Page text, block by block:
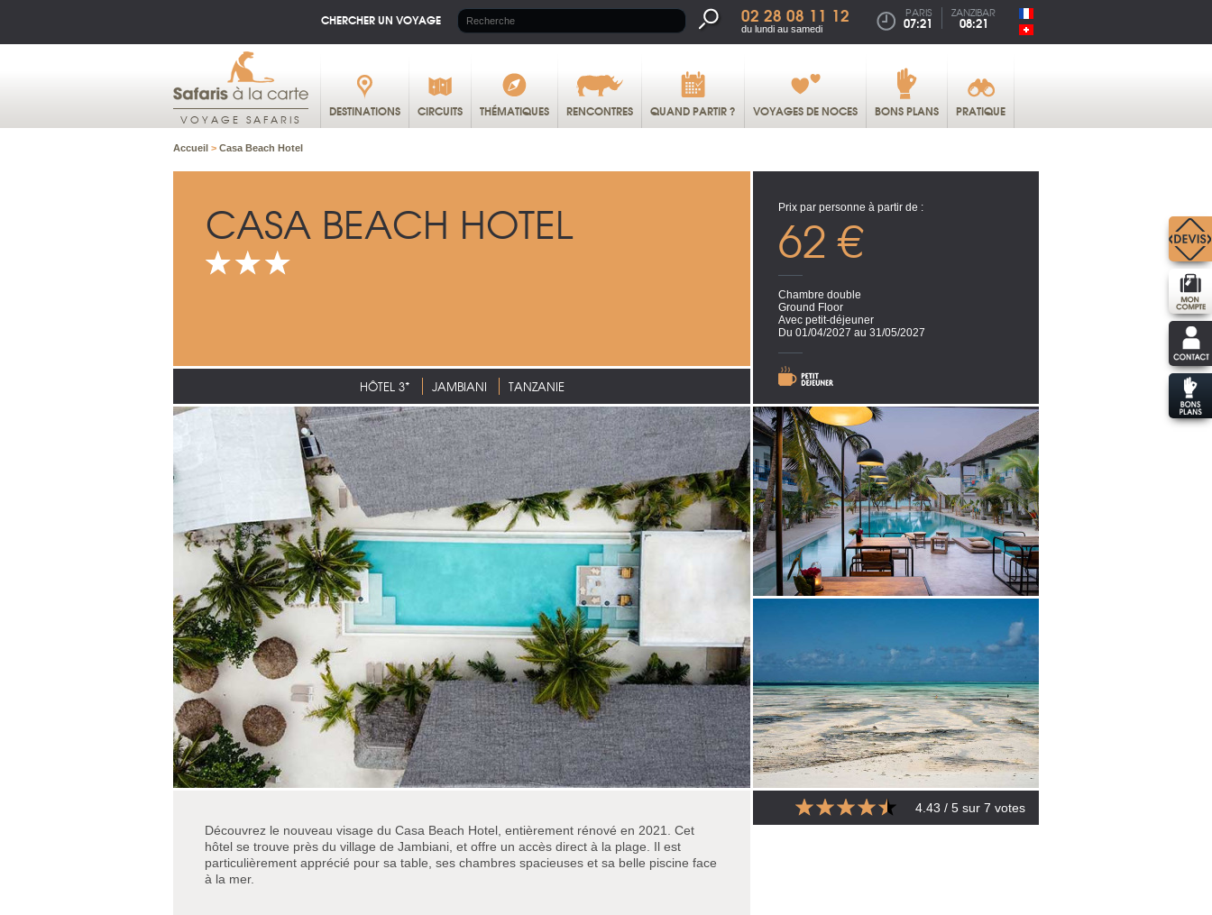
CHERCHER UN VOYAGE 02 28 08 11 12
du lundi au samedi
PARIS
07:21
ZANZIBAR
08:21
VOYAGE SAFARIS DESTINATIONS CIRCUITS THÉMATIQUES RENCONTRES QUAND PARTIR ? VOYAGES DE NOCES BONS PLANS PRATIQUE
Accueil > Casa Beach Hotel
CASA BEACH HOTEL
HÔTEL 3* JAMBIANI TANZANIE
Prix par personne à partir de :
62 €
Chambre double
Ground Floor
Avec petit-déjeuner
Du 01/04/2027 au 31/05/2027
Découvrez le nouveau visage du Casa Beach Hotel, entièrement rénové en 2021. Cet
hôtel se trouve près du village de Jambiani, et offre un accès direct à la plage. Il est
particulièrement apprécié pour sa table, ses chambres spacieuses et sa belle piscine face
à la mer.
4.43 / 5 sur 7 votes